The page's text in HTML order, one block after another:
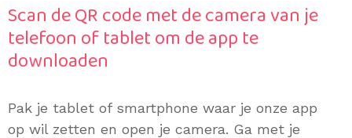
Scan de QR code met de camera van je
telefoon of tablet om de app te
downloaden
Pak je tablet of smartphone waar je onze app
op wil zetten en open je camera. Ga met je